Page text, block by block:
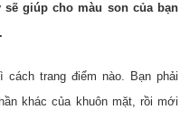
giúp cho màu son của bạn
trang điểm nào. Bạn phải
khác của khuôn mặt, rồi mới